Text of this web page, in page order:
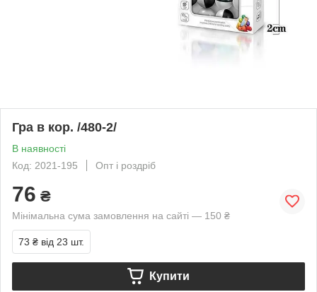
Гра в кор. /480-2/
В наявності
Код: 2021-195
Опт і роздріб
76 ₴
Мінімальна сума замовлення на сайті — 150 ₴
73 ₴ від 23 шт.
Купити